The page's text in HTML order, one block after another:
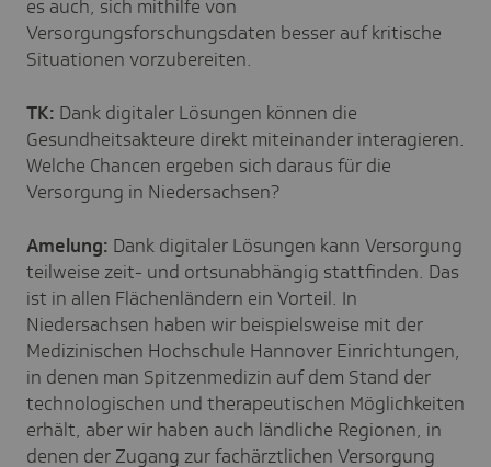
es auch, sich mithilfe von
Versorgungsforschungsdaten besser auf kritische
Situationen vorzubereiten.
TK: Dank digitaler Lösungen können die
Gesundheitsakteure direkt miteinander interagieren.
Welche Chancen ergeben sich daraus für die
Versorgung in Niedersachsen?
Amelung: Dank digitaler Lösungen kann Versorgung
teilweise zeit- und ortsunabhängig stattfinden. Das
ist in allen Flächenländern ein Vorteil. In
Niedersachsen haben wir beispielsweise mit der
Medizinischen Hochschule Hannover Einrichtungen,
in denen man Spitzenmedizin auf dem Stand der
technologischen und therapeutischen Möglichkeiten
erhält, aber wir haben auch ländliche Regionen, in
denen der Zugang zur fachärztlichen Versorgung